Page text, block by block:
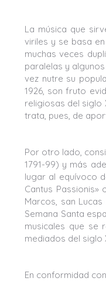
La música que
viriles y se basa
muchas veces
paralelas y
vez nutre su
1926, son fruto
religiosas del siglo
trata, pues, de
Por otro lado,
1791-99) y más
lugar al equívoco
Cantus
Marcos, san
Semana Santa
musicales que se
mediados del siglo
En conformidad